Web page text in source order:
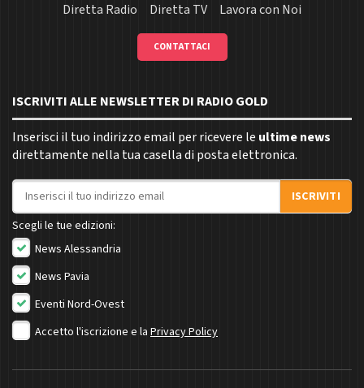
Diretta Radio
Diretta TV Lavora con Noi
CONTATTACI
ISCRIVITI ALLE NEWSLETTER DI RADIO GOLD
Inserisci il tuo indirizzo email per ricevere le ultime news
direttamente nella tua casella di posta elettronica.
Indirizzo email
ISCRIVITI
Scegli le tue edizioni:
News Alessandria
News Pavia
Eventi Nord-Ovest
Accetto l'iscrizione e la Privacy Policy